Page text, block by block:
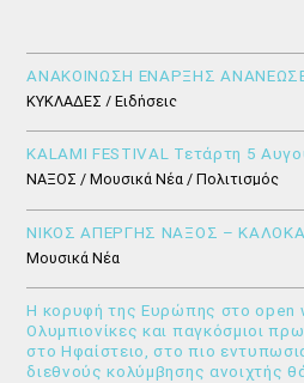
ΑΝΑΚΟΙΝΩΣΗ ΕΝΑΡΞΗΣ
ΚΥΚΛΑΔΕΣ / Ειδήσεις
KALAMI FESTIVAL Τετάρτη 5
ΝΑΞΟΣ / Μουσικά Νέα / Πολιτισμός
ΝΙΚΟΣ ΑΠΕΡΓΗΣ ΝΑΞΟΣ –
Μουσικά Νέα
Η κορυφή της Ευρώπης στο open
Ολυμπιονίκες και παγκόσμιοι
στο Ηφαίστειο, στο πιο
διεθνούς κολύμβησης ανοιχτής